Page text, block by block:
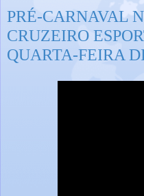
PRÉ-CARNAVAL
CRUZEIRO
QUARTA-FEIRA